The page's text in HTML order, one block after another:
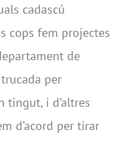
cadascú
cops fem projectes
de
per
tingut, i d’altres
d’acord per tirar